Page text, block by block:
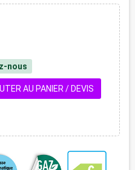
nous
AU PANIER / DEVIS